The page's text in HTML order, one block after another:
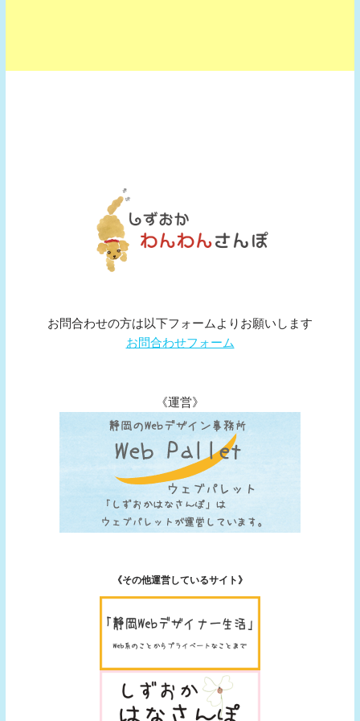
お問合わせの方は以下フォームよりお願いします
お問合わせフォーム
《運営》
《その他運営しているサイト》